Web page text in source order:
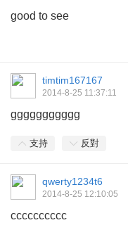
good to see
timtim167167
2014-8-25 11:37:11
ggggggggggg
支持 反對
qwerty1234t6
2014-8-25 12:10:05
cccccccccc